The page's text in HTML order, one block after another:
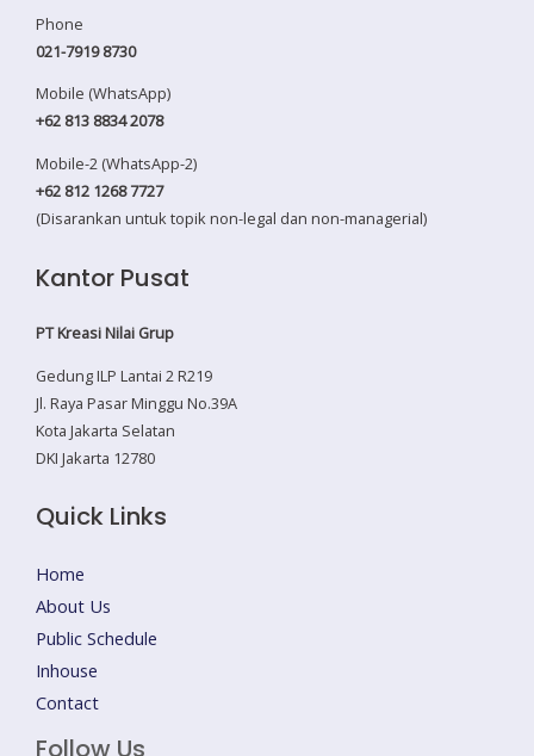
Phone
021-7919 8730
Mobile (WhatsApp)
+62 813 8834 2078
Mobile-2 (WhatsApp-2)
+62 812 1268 7727
(Disarankan untuk topik non-legal dan non-managerial)
Kantor Pusat
PT Kreasi Nilai Grup
Gedung ILP Lantai 2 R219
Jl. Raya Pasar Minggu No.39A
Kota Jakarta Selatan
DKI Jakarta 12780
Quick Links
Home
About Us
Public Schedule
Inhouse
Contact